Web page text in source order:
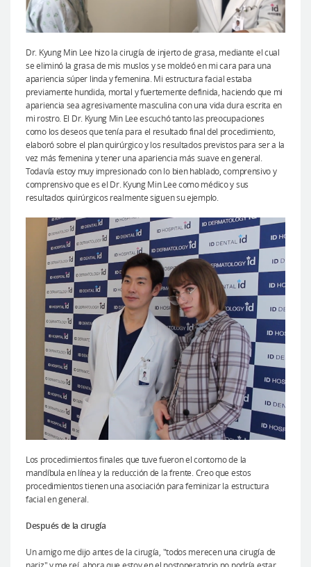
Dr. Kyung Min Lee hizo la cirugía de injerto de grasa, mediante el cual
se eliminó la grasa de mis muslos y se moldeó en mi cara para una
apariencia súper linda y femenina. Mi estructura facial estaba
previamente hundida, mortal y fuertemente definida, haciendo que mi
apariencia sea agresivamente masculina con una vida dura escrita en
mi rostro. El Dr. Kyung Min Lee escuchó tanto las preocupaciones
como los deseos que tenía para el resultado final del procedimiento,
elaboró sobre el plan quirúrgico y los resultados previstos para ser a la
vez más femenina y tener una apariencia más suave en general.
Todavía estoy muy impresionado con lo bien hablado, comprensivo y
comprensivo que es el Dr. Kyung Min Lee como médico y sus
resultados quirúrgicos realmente siguen su ejemplo.
Los procedimientos finales que tuve fueron el contorno de la
mandíbula en línea y la reducción de la frente. Creo que estos
procedimientos tienen una asociación para feminizar la estructura
facial en general.
Después de la cirugía
Un amigo me dijo antes de la cirugía, "todos merecen una cirugía de